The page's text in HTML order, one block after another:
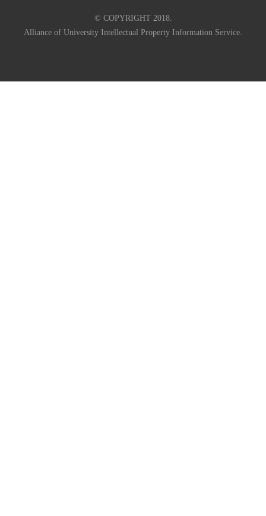
© COPYRIGHT 2018.
Alliance of University Intellectual Property Information Service.